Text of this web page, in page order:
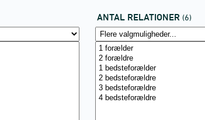
ANTAL RELATIONER (6)